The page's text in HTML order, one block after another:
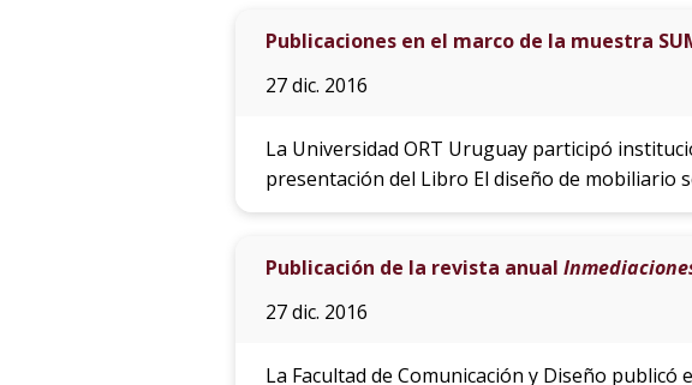
Publicaciones en el marco de la muestra
27 dic. 2016
La Universidad ORT Uruguay participó
presentación del Libro El diseño de mobiliario
Publicación de la revista anual
27 dic. 2016
La Facultad de Comunicación y Diseño